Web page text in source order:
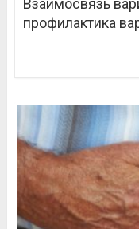
Взаимосвязь
профилактика